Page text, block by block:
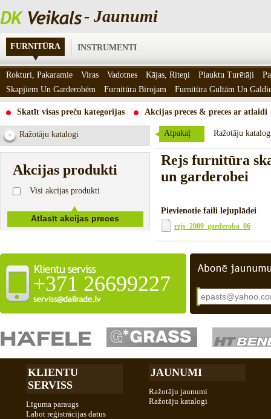
- Jaunumi
FURNITŪRA INSTRUMENTI
Skatīt visas preču kategorijas Akcijas preces & preces ar atlaidi
Ražotāju katalogi
Akcijas produkti
Visi akcijas produkti
Atpakaļ Ražotāju
Rejs furnitūra
un garderobei
Pievienotie faili lejuplādei
rejs_2009_garderoba_06
+371 26699227
Rokturi, Pakaramie Viras Vadotnes Kājas, Riteņi Plauktu Turētāji
Skapjiem Un Garderobēm
Furnitūra Birojam Furnitūra Gultām Un
KLIENTU
SERVISS
Līguma paraugs
Labot reģistrācijas datus
JAUNUMI
Ražotāju jaunumi
Ražotāju katalogi